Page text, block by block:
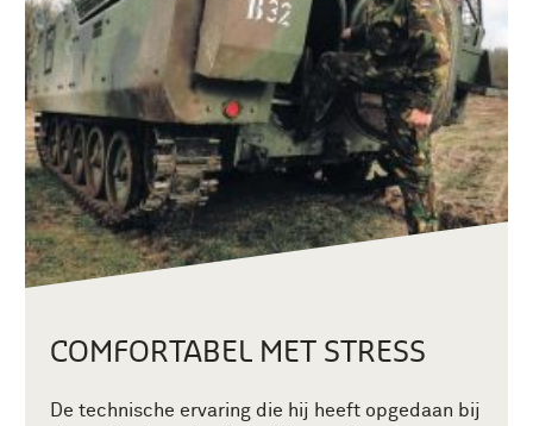
COMFORTABEL MET STRESS
De technische ervaring die hij heeft opgedaan bij